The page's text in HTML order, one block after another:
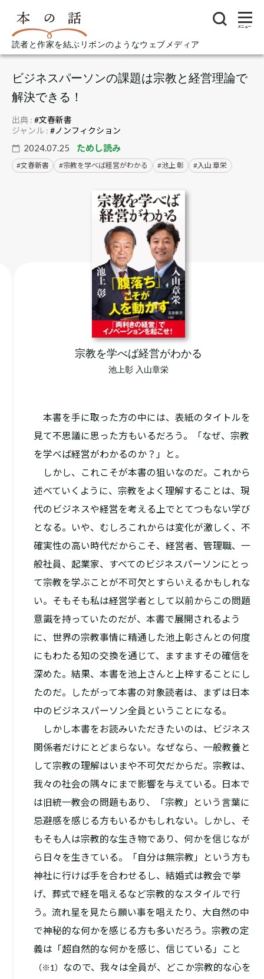
読者と作家を結ぶリボンのようなウェブメディア
メニュー
ビジネスパーソンの課題は宗教と経営理論で
解決できる！
2024.07.25 ためし読み
文春新書 宗教を学べば経営がわかる 池上 彰 入山 章栄
出典 : #文春新書
ジャンル : #ノンフィクション
宗教を学べば経営がわかる
池上彰 入山章栄
本書を手に取った方の中には、表紙のタイトルを
見て不思議に思った方もいるだろう。「なぜ、宗教
を学べば経営がわかるのか？」と。
しかし、これこそが本書の狙いなのだ。これから
述べていくように、宗教をよく理解することは、現
代のビジネスや経営を考える上でとてつもない学び
となる。いや、むしろこれからは変化が激しく、不
確実性の高い時代だからこそ、経営者、管理職、一
般社員、起業家、すべてのビジネスパーソンにとっ
て宗教を学ぶことが不可欠とすらいえるかもしれな
い。そもそも私は経営学者として以前からこの問題
意識を持っていたのだが、本書で展開されるよう
に、世界の宗教事情に精通した池上彰さんとの何度
にもわたる知の交換を通じて、ますますその確信を
深めた。結果、本書を池上さんと上梓することにし
たのだ。したがって本書の対象読者は、まずは日本
中のビジネスパーソン全員ということになる。
しかし本書をお読みいただきたいのは、ビジネス
関係者だけにとどまらない。なぜなら、一般教養と
して宗教の理解はいまや不可欠だからだ。宗教は、
我々の社会の隅々にまで影響を与えている。日本で
は旧統一教会の問題もあり、「宗教」という言葉に
忌避感を感じる方もいるかもしれない。しかし、そ
もそも人は宗教的な生き物であり、何かを信じなが
ら日々を生きている。「自分は無宗教」という方も
神社に行けば手を合わせるし、結婚式は教会で挙
げ、葬式で経を唱えるなど宗教的なスタイルで行
う。流れ星を見たら願い事を唱えたり、大自然の中
で神秘的な何かを感じる方も多いだろう。宗教の定
義は「超自然的な何かを感じ、信じている」こと
（※1） なので、我々は全員が、どこか宗教的な心を